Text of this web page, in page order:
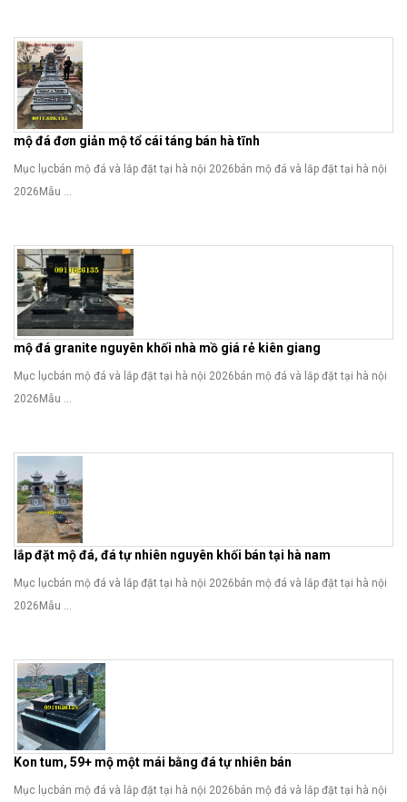
mộ đá đơn giản mộ tổ cái táng bán hà tĩnh
Mục lụcbán mộ đá và lắp đặt tại hà nội 2026bán mộ đá và lắp đặt tại hà nội
2026Mẫu ...
mộ đá granite nguyên khối nhà mồ giá rẻ kiên giang
Mục lụcbán mộ đá và lắp đặt tại hà nội 2026bán mộ đá và lắp đặt tại hà nội
2026Mẫu ...
lắp đặt mộ đá, đá tự nhiên nguyên khối bán tại hà nam
Mục lụcbán mộ đá và lắp đặt tại hà nội 2026bán mộ đá và lắp đặt tại hà nội
2026Mẫu ...
Kon tum, 59+ mộ một mái bằng đá tự nhiên bán
Mục lụcbán mộ đá và lắp đặt tại hà nội 2026bán mộ đá và lắp đặt tại hà nội